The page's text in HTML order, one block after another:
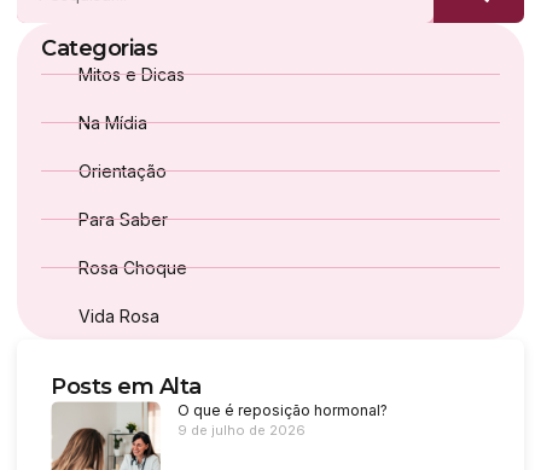
Categorias
Mitos e Dicas
Na Mídia
Orientação
Para Saber
Rosa Choque
Vida Rosa
Posts em Alta
O que é reposição hormonal?
9 de julho de 2026